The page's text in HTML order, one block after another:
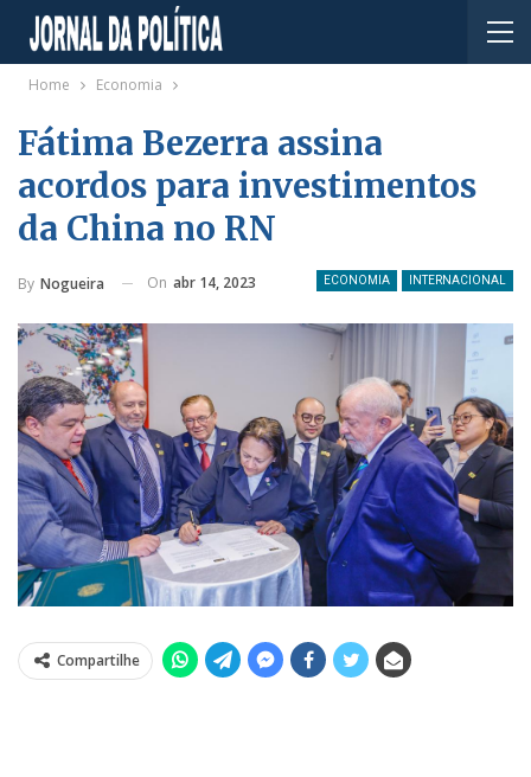
Home Economia
Fátima Bezerra assina
acordos para investimentos
da China no RN
ECONOMIA INTERNACIONAL
By Nogueira On abr 14, 2023
Compartilhe